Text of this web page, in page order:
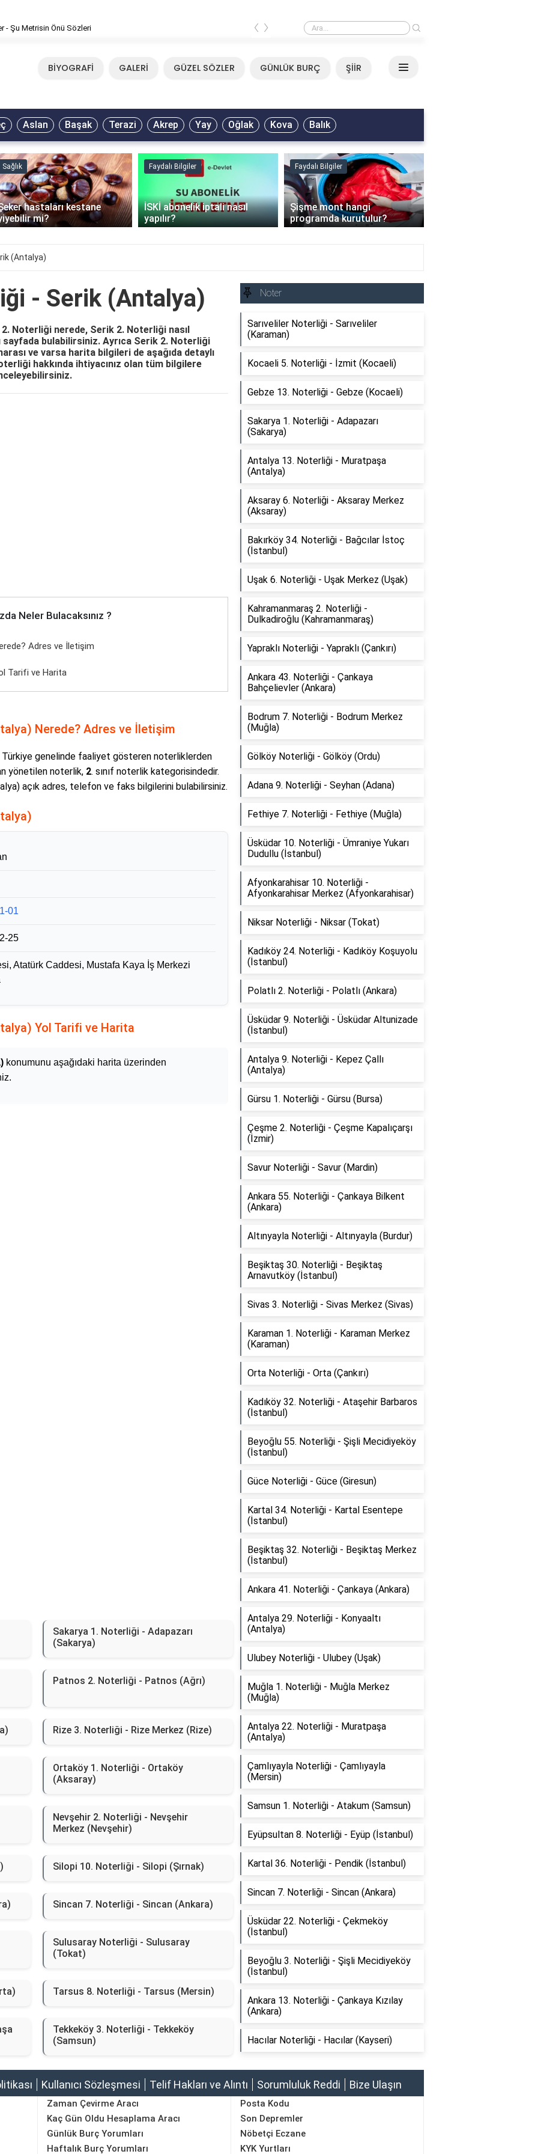
- Şu Metrisin Önü Sözleri Mirkelam - Tavla Sözleri
‹ ›
BİYOGRAFİ GALERİ GÜZEL SÖZLER GÜNLÜK BURÇ ŞİİR
Aslan Başak Terazi Akrep Yay Oğlak Kova Balık
Sağlık
hastaları kestane
mi?
Faydalı Bilgiler
İSKİ abonelik iptali nasıl
yapılır?
Faydalı Bilgiler
Şişme mont hangi
programda kurutulur?
›
(Antalya)
- Serik (Antalya)
Noterliği nerede, Serik 2. Noterliği nasıl
sayfada bulabilirsiniz. Ayrıca Serik 2. Noterliği
ve varsa harita bilgileri de aşağıda detaylı
hakkında ihtiyacınız olan tüm bilgilere
Neler Bulacaksınız ?
Adres ve İletişim
Tarifi ve Harita
Nerede? Adres ve İletişim
Türkiye genelinde faaliyet gösteren noterliklerden
yönetilen noterlik, 2. sınıf noterlik kategorisindedir.
açık adres, telefon ve faks bilgilerini bulabilirsiniz.
01
25
Atatürk Caddesi, Mustafa Kaya İş Merkezi
Yol Tarifi ve Harita
konumunu aşağıdaki harita üzerinden
Sakarya 1. Noterliği - Adapazarı
(Sakarya)
Patnos 2. Noterliği - Patnos (Ağrı)
Rize 3. Noterliği - Rize Merkez (Rize)
Ortaköy 1. Noterliği - Ortaköy
(Aksaray)
Nevşehir 2. Noterliği - Nevşehir
Merkez (Nevşehir)
Silopi 10. Noterliği - Silopi (Şırnak)
Sincan 7. Noterliği - Sincan (Ankara)
Sulusaray Noterliği - Sulusaray
(Tokat)
Tarsus 8. Noterliği - Tarsus (Mersin)
Tekkeköy 3. Noterliği - Tekkeköy
(Samsun)
Noter
Sarıveliler Noterliği - Sarıveliler
(Karaman)
Kocaeli 5. Noterliği - İzmit (Kocaeli)
Gebze 13. Noterliği - Gebze (Kocaeli)
Sakarya 1. Noterliği - Adapazarı
(Sakarya)
Antalya 13. Noterliği - Muratpaşa
(Antalya)
Aksaray 6. Noterliği - Aksaray Merkez
(Aksaray)
Bakırköy 34. Noterliği - Bağcılar İstoç
(İstanbul)
Uşak 6. Noterliği - Uşak Merkez (Uşak)
Kahramanmaraş 2. Noterliği -
Dulkadiroğlu (Kahramanmaraş)
Yapraklı Noterliği - Yapraklı (Çankırı)
Ankara 43. Noterliği - Çankaya
Bahçelievler (Ankara)
Bodrum 7. Noterliği - Bodrum Merkez
(Muğla)
Gölköy Noterliği - Gölköy (Ordu)
Adana 9. Noterliği - Seyhan (Adana)
Fethiye 7. Noterliği - Fethiye (Muğla)
Üsküdar 10. Noterliği - Ümraniye Yukarı
Dudullu (İstanbul)
Afyonkarahisar 10. Noterliği -
Afyonkarahisar Merkez (Afyonkarahisar)
Niksar Noterliği - Niksar (Tokat)
Kadıköy 24. Noterliği - Kadıköy Koşuyolu
(İstanbul)
Polatlı 2. Noterliği - Polatlı (Ankara)
Üsküdar 9. Noterliği - Üsküdar Altunizade
(İstanbul)
Antalya 9. Noterliği - Kepez Çallı
(Antalya)
Gürsu 1. Noterliği - Gürsu (Bursa)
Çeşme 2. Noterliği - Çeşme Kapalıçarşı
(İzmir)
Savur Noterliği - Savur (Mardin)
Ankara 55. Noterliği - Çankaya Bilkent
(Ankara)
Altınyayla Noterliği - Altınyayla (Burdur)
Beşiktaş 30. Noterliği - Beşiktaş
Arnavutköy (İstanbul)
Sivas 3. Noterliği - Sivas Merkez (Sivas)
Karaman 1. Noterliği - Karaman Merkez
(Karaman)
Orta Noterliği - Orta (Çankırı)
Kadıköy 32. Noterliği - Ataşehir Barbaros
(İstanbul)
Beyoğlu 55. Noterliği - Şişli Mecidiyeköy
(İstanbul)
Güce Noterliği - Güce (Giresun)
Kartal 34. Noterliği - Kartal Esentepe
(İstanbul)
Beşiktaş 32. Noterliği - Beşiktaş Merkez
(İstanbul)
Ankara 41. Noterliği - Çankaya (Ankara)
Antalya 29. Noterliği - Konyaaltı
(Antalya)
Ulubey Noterliği - Ulubey (Uşak)
Muğla 1. Noterliği - Muğla Merkez
(Muğla)
Antalya 22. Noterliği - Muratpaşa
(Antalya)
Çamlıyayla Noterliği - Çamlıyayla
(Mersin)
Samsun 1. Noterliği - Atakum (Samsun)
Eyüpsultan 8. Noterliği - Eyüp (İstanbul)
Kartal 36. Noterliği - Pendik (İstanbul)
Sincan 7. Noterliği - Sincan (Ankara)
Üsküdar 22. Noterliği - Çekmeköy
(İstanbul)
Beyoğlu 3. Noterliği - Şişli Mecidiyeköy
(İstanbul)
Ankara 13. Noterliği - Çankaya Kızılay
(Ankara)
Hacılar Noterliği - Hacılar (Kayseri)
Kullanıcı Sözleşmesi Telif Hakları ve Alıntı Sorumluluk Reddi Bize Ulaşın
Zaman Çevirme Aracı
Kaç Gün Oldu Hesaplama Aracı
Günlük Burç Yorumları
Haftalık Burç Yorumları
Posta Kodu
Son Depremler
Nöbetçi Eczane
KYK Yurtları